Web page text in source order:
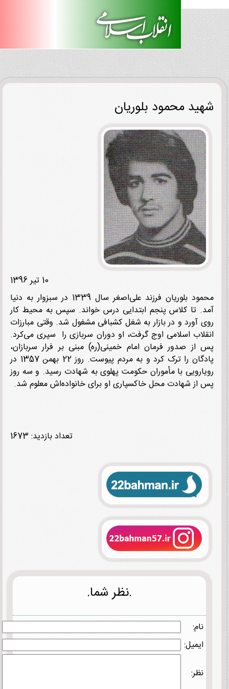
محمود بلوریان
محمود بلوریان فرزند علی‌اصغر سال 1339 در سبزوار به دنیا
تا کلاس پنجم ابتدایی درس خواند. سپس به محیط کار
آورد و در بازار به شغل کشبافی مشغول شد. وقتی مبارزات
اسلامی اوج گرفت، او دوران سربازی را سپری می‌کرد.
صدور فرمان امام خمینی(ره) مبنی بر فرار سربازان،
پادگان را ترک کرد و به مردم پیوست. روز 22 بهمن 1357 در
با مأموران حکومت پهلوی به شهادت رسید. و سه روز
شهادت محل خاکسپاری او برای خانواده‌اش معلوم شد.
تعداد بازدید: 1673
.نظر شما.